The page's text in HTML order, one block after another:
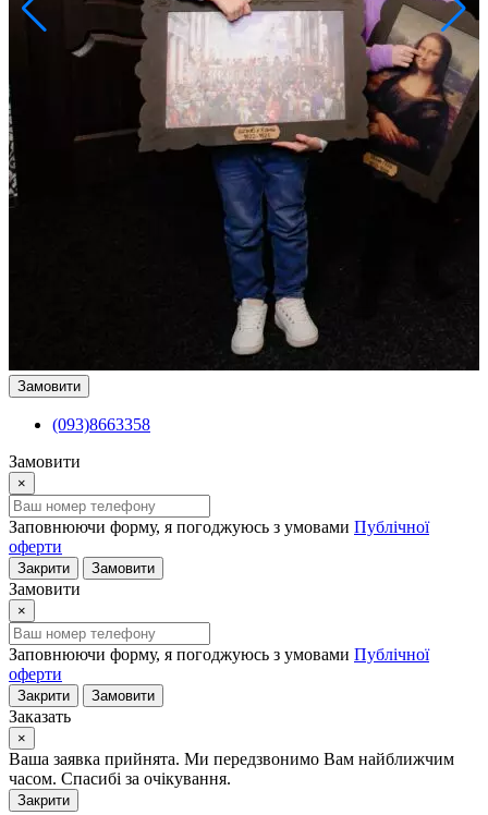
Замовити
(093)8663358
Замовити
×
Заповнюючи форму, я погоджуюсь з умовами Публічної
оферти
Закрити Замовити
Замовити
×
Заповнюючи форму, я погоджуюсь з умовами Публічної
оферти
Закрити Замовити
Заказать
×
Ваша заявка прийнята. Ми передзвонимо Вам найближчим
часом. Спасибі за очікування.
Закрити